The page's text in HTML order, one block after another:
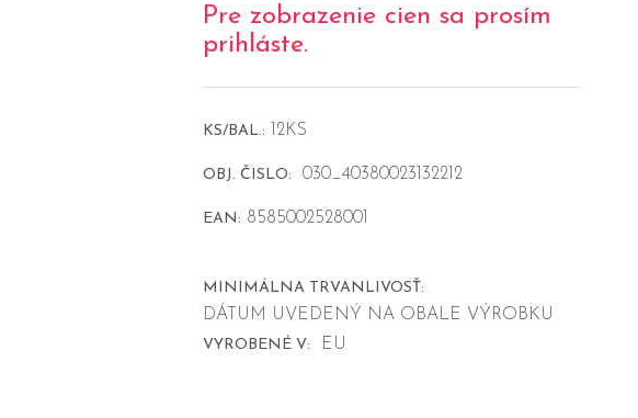
Pre zobrazenie cien sa prosím
prihláste.
KS/BAL.: 12KS
OBJ. ČISLO: 030_40380023132212
EAN: 8585002528001
MINIMÁLNA TRVANLIVOSŤ:
DÁTUM UVEDENÝ NA OBALE VÝROBKU
VYROBENÉ V: EU